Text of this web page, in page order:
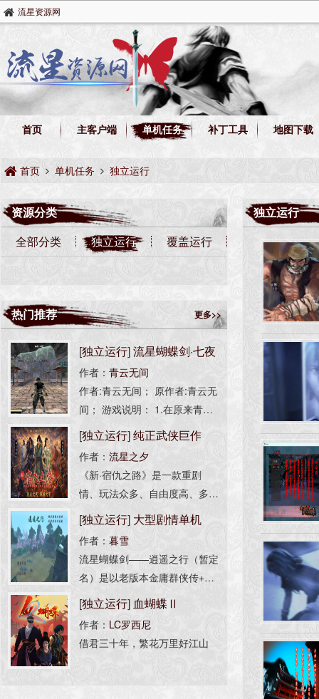
流星资源网
首页 主客户端 单机任务 补丁工具 地图下载
首页 单机任务 独立运行
独立运行
资源分类
全部分类
独立运行 覆盖运行
热门推荐 更多>>
[独立运行]流星蝴蝶剑·七夜
听雪(光影增强版)
作者： 青云无间
作者:青云无间； 原作者:青云无
间； 游戏说明： 1.在原来青云
无间大佬的版本基础上添加了图
像补丁、AS脚本引擎以及光
影； 2.若游戏内掉帧卡顿可按[F
4]关闭光影； -------------------
[独立运行]纯正武侠巨作
《新·宿仇之路》更新5.22版
作者： 流星之夕
《新·宿仇之路》是一款重剧
情、玩法众多、自由度高、多结
局的大型武侠单机游戏。从游戏
每关中做出的选择或经历，能发
展不一样的剧情路线，最终走出
由你所希望的方式统治武林，给
与玩家经历武侠江湖的体验。
[独立运行] 大型剧情单机
《逍遥之行》V0.292先行版
作者： 暮雪
流星蝴蝶剑——逍遥之行（暂定
名）是以老版本金庸群侠传+武
林群侠传为蓝本，参考基本人设
改编并原创新故事的流星蝴蝶剑
单机mod。 游戏模式：在不改
变流星老玩家操作习惯的情况
并加入部分新动作与特效。 剧
[独立运行] 血蝴蝶Ⅱ
作者： LC罗西尼
借君三十年，繁花万里好江山